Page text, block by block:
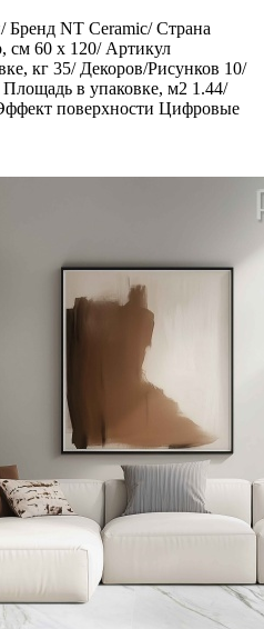
Бренд NT Ceramic/ Страна
см 60 x 120/ Артикул
кг 35/ Декоров/Рисунков 10/
в упаковке, м2 1.44/
поверхности Цифровые